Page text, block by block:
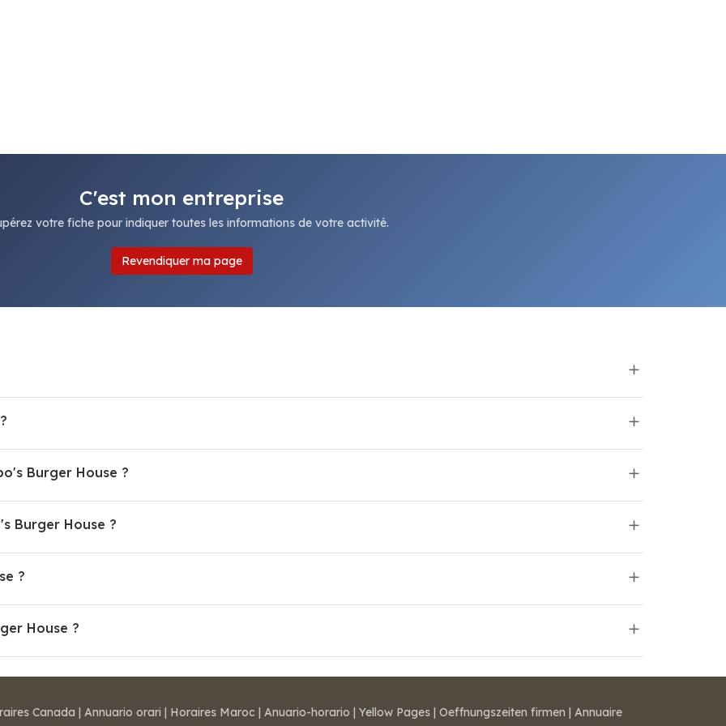
C'est mon entreprise
votre fiche pour indiquer toutes les informations de votre activité.
Revendiquer ma page
Burger House ?
Burger House ?
?
House ?
Canada | Annuario orari | Horaires Maroc | Anuario-horario | Yellow Pages | Oeffnungszeiten firmen | Annuaire